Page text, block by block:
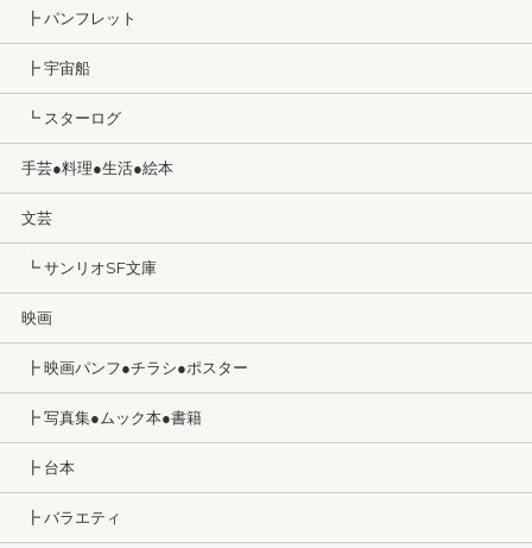
┣ パンフレット
┣ 宇宙船
┗ スターログ
手芸●料理●生活●絵本
文芸
┗ サンリオSF文庫
映画
┣ 映画パンフ●チラシ●ポスター
┣ 写真集●ムック本●書籍
┣ 台本
┣ バラエティ